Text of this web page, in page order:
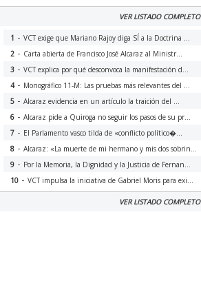
VER LISTADO COMPLETO
1 - VCT exige que Mariano Rajoy diga SÍ a la Doctrina ...
2 - Carta abierta de Francisco José Alcaraz al Ministr...
3 - VCT explica por qué desconvoca la manifestación d...
4- Monográfico 11-M: Las pruebas más relevantes del ...
5 - Alcaraz evidencia en un artículo la traición del ...
6 - Alcaraz pide a Quiroga no seguir los pasos de su pr...
7 - El Parlamento vasco tilda de «conflicto político�...
8 - Alcaraz: «La muerte de mi hermano y mis dos sobrin...
9 - Por la Memoria, la Dignidad y la Justicia de Fernan...
10 - VCT impulsa la iniciativa de Gabriel Moris para exi...
VER LISTADO COMPLETO